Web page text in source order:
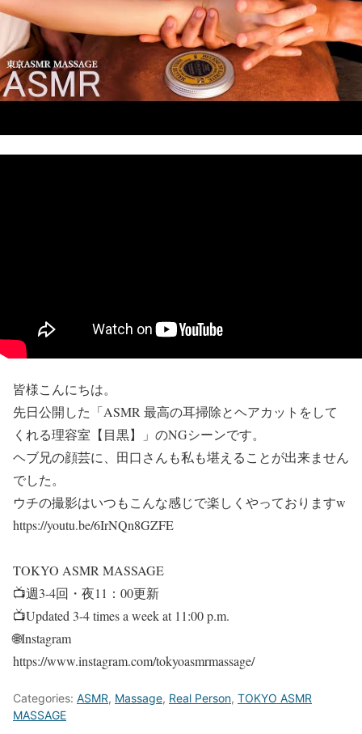
皆様こんにちは。
先日公開した「ASMR 最高の耳掃除とヘアカットをして
くれる理容室【目黒】」のNGシーンです。
ヘブ兄の顔芸に、田口さんも私も堪えることが出来ません
でした。
ウチの撮影はいつもこんな感じで楽しくやっておりますw
https://youtu.be/6IrNQn8GZFE
TOKYO ASMR MASSAGE
📺週3-4回・夜11：00更新
📺Updated 3-4 times a week at 11:00 p.m.
🌐Instagram
https://www.instagram.com/tokyoasmrmassage/
Categories: ASMR, Massage, Real Person, TOKYO ASMR
MASSAGE